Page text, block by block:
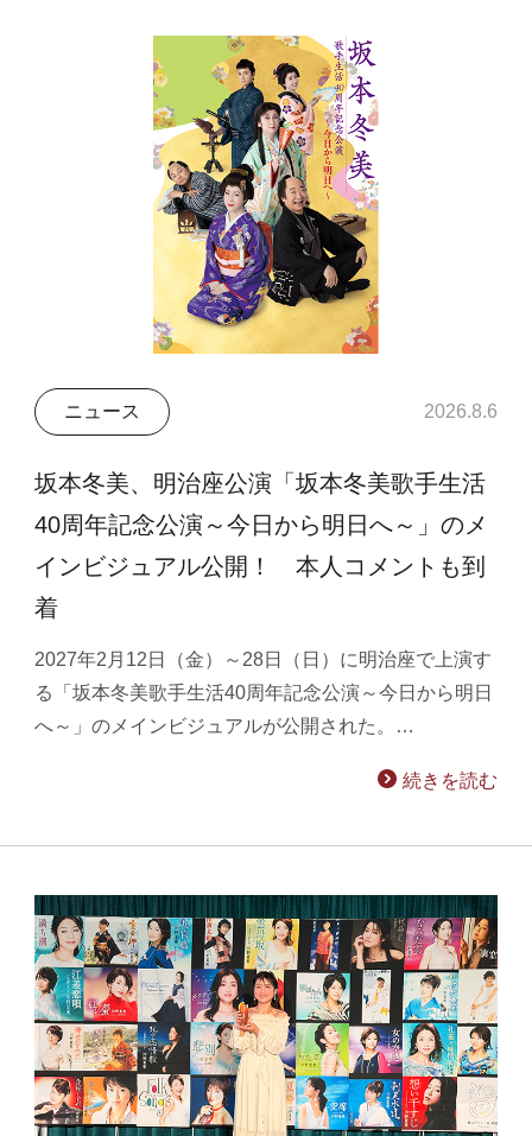
ニュース 2026.8.6
坂本冬美、明治座公演「坂本冬美歌手生活
40周年記念公演～今日から明日へ～」のメ
インビジュアル公開！ 本人コメントも到
着
2027年2月12日（金）～28日（日）に明治座で上演す
る「坂本冬美歌手生活40周年記念公演～今日から明日
へ～」のメインビジュアルが公開された。…
続きを読む